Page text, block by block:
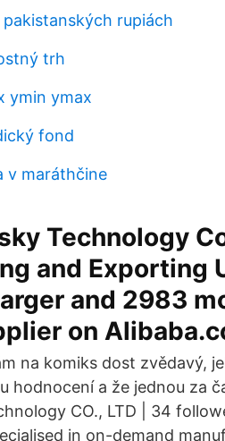
rupiách
trh
ymin ymax
fond
v maráthčine
Technology
and Exporting
and 2983
on
na komiks dost zvědavý,
hodnocení a že jednou za
CO., LTD | 34
in on-demand